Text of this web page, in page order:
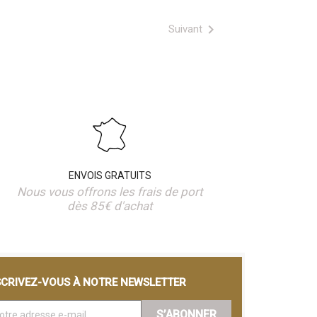
Suivant 
ENVOIS GRATUITS
Nous vous offrons les frais de port
dès 85€ d'achat
VOUS À NOTRE NEWSLETTER